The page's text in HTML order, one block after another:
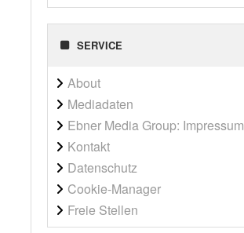
SERVICE
About
Mediadaten
Ebner Media Group: Impressum
Kontakt
Datenschutz
Cookie-Manager
Freie Stellen